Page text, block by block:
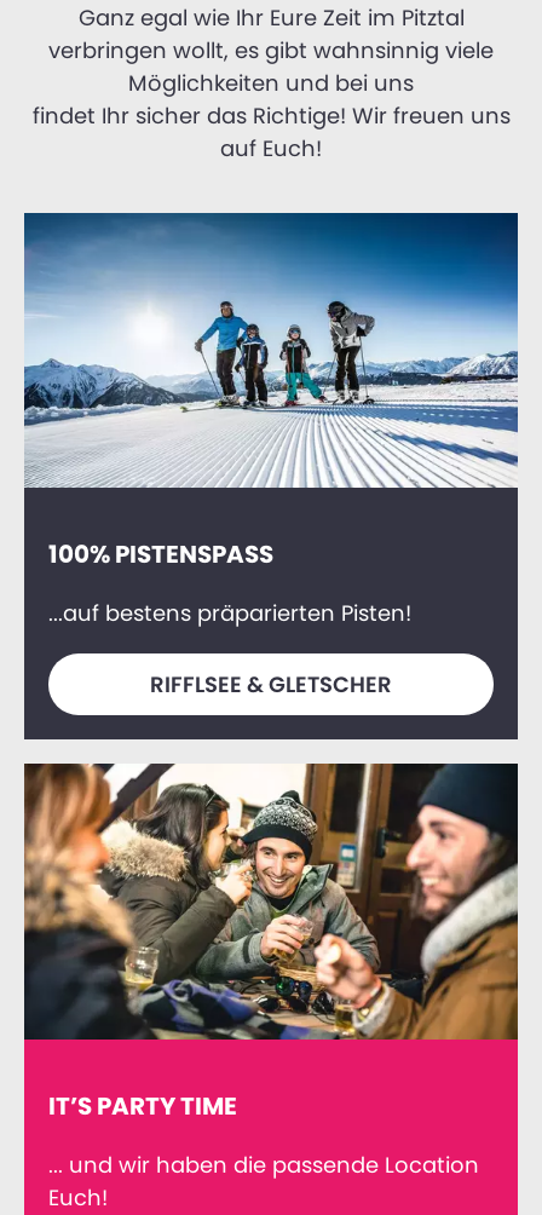
Ganz egal wie Ihr Eure Zeit im Pitztal
verbringen wollt, es gibt wahnsinnig viele
Möglichkeiten und bei uns
findet Ihr sicher das Richtige! Wir freuen uns
auf Euch!
100% PISTENSPASS
...auf bestens präparierten Pisten!
RIFFLSEE & GLETSCHER
IT’S PARTY TIME
... und wir haben die passende Location
Euch!